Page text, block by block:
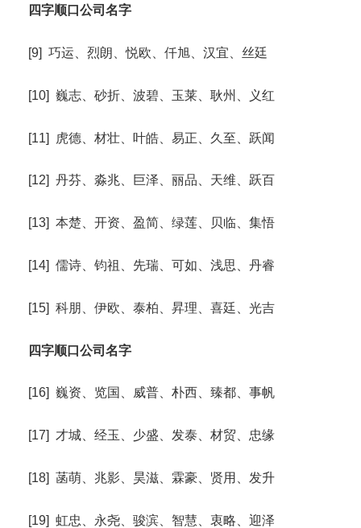
四字顺口公司名字
[9] 巧运、烈朗、悦欧、仟旭、汉宜、丝廷
[10] 巍志、砂折、波碧、玉莱、耿州、义红
[11] 虎德、材壮、叶皓、易正、久至、跃闻
[12] 丹芬、淼兆、巨泽、丽品、天维、跃百
[13] 本楚、开资、盈简、绿莲、贝临、集悟
[14] 儒诗、钧祖、先瑞、可如、浅思、丹睿
[15] 科朋、伊欧、泰柏、昇理、喜廷、光吉
四字顺口公司名字
[16] 巍资、览国、威普、朴西、臻都、事帆
[17] 才城、经玉、少盛、发泰、材贸、忠缘
[18] 菡萌、兆影、昊滋、霖豪、贤用、发升
[19] 虹忠、永尧、骏滨、智慧、衷略、迎泽